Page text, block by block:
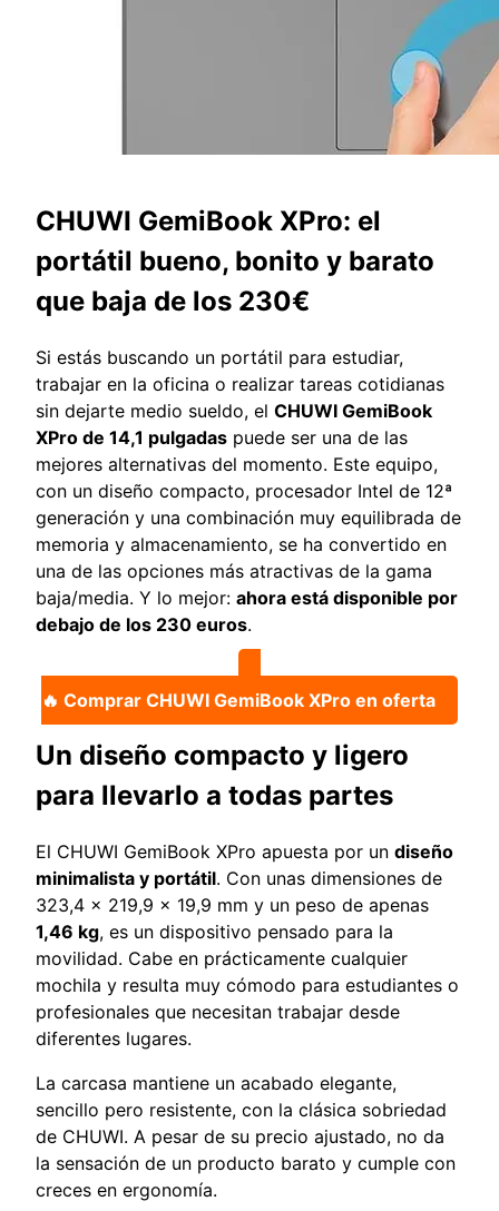
CHUWI GemiBook XPro: el
portátil bueno, bonito y barato
que baja de los 230€
Si estás buscando un portátil para estudiar,
trabajar en la oficina o realizar tareas cotidianas
sin dejarte medio sueldo, el CHUWI GemiBook
XPro de 14,1 pulgadas puede ser una de las
mejores alternativas del momento. Este equipo,
con un diseño compacto, procesador Intel de 12ª
generación y una combinación muy equilibrada de
memoria y almacenamiento, se ha convertido en
una de las opciones más atractivas de la gama
baja/media. Y lo mejor: ahora está disponible por
debajo de los 230 euros.
🔥 Comprar CHUWI GemiBook XPro en oferta
Un diseño compacto y ligero
para llevarlo a todas partes
El CHUWI GemiBook XPro apuesta por un diseño
minimalista y portátil. Con unas dimensiones de
323,4 x 219,9 x 19,9 mm y un peso de apenas
1,46 kg, es un dispositivo pensado para la
movilidad. Cabe en prácticamente cualquier
mochila y resulta muy cómodo para estudiantes o
profesionales que necesitan trabajar desde
diferentes lugares.
La carcasa mantiene un acabado elegante,
sencillo pero resistente, con la clásica sobriedad
de CHUWI. A pesar de su precio ajustado, no da
la sensación de un producto barato y cumple con
creces en ergonomía.